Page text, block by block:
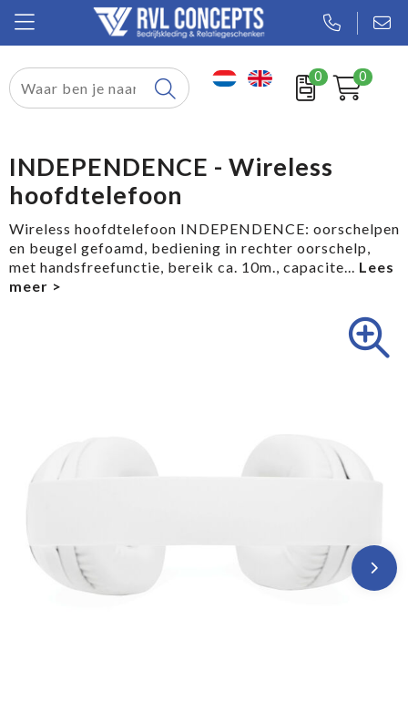
0 0
Relatiegeschenken
Tassen
Sport
Werkkleding
INDEPENDENCE - Wireless
hoofdtelefoon
Wireless hoofdtelefoon INDEPENDENCE: oorschelpen
en beugel gefoamd, bediening in rechter oorschelp,
met handsfreefunctie, bereik ca. 10m., capacite...